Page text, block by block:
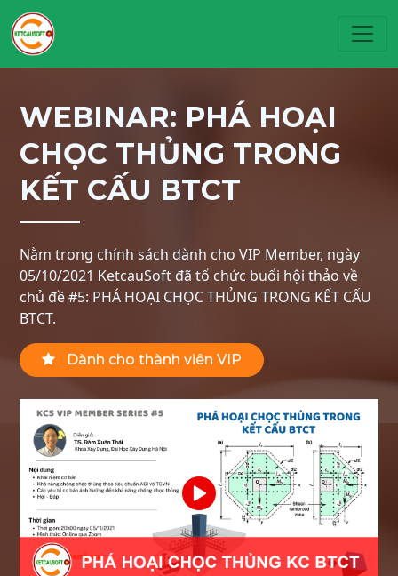
WEBINAR: PHÁ HOẠI
CHỌC THỦNG TRONG
KẾT CẤU BTCT
Nằm trong chính sách dành cho VIP Member, ngày
05/10/2021 KetcauSoft đã tổ chức buổi hội thảo về
chủ đề #5: PHÁ HOẠI CHỌC THỦNG TRONG KẾT CẤU
BTCT.
Dành cho thành viên VIP